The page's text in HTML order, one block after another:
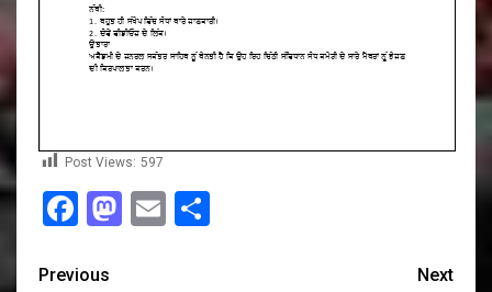
Post Views: 597
Facebook
Mastodon
Email
Previous
Next